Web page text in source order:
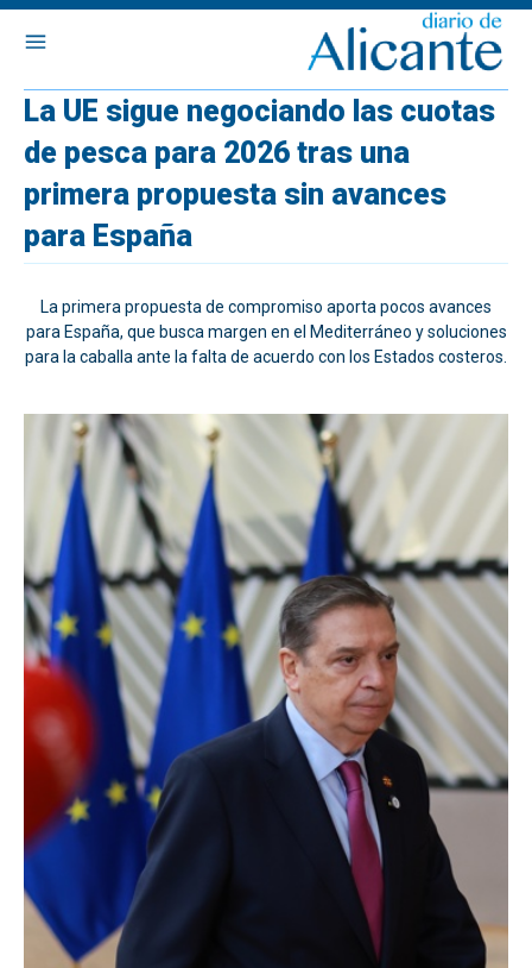
La UE sigue negociando las cuotas
de pesca para 2026 tras una
primera propuesta sin avances
para España
La primera propuesta de compromiso aporta pocos avances
para España, que busca margen en el Mediterráneo y soluciones
para la caballa ante la falta de acuerdo con los Estados costeros.